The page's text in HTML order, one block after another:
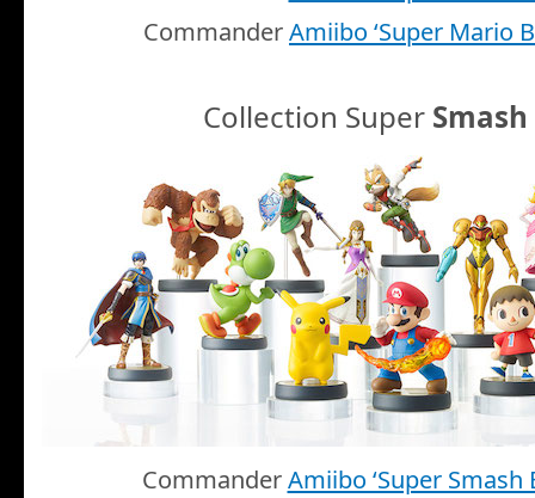
CommanderAmiibo ‘Super Mario
Collection Super Smash
CommanderAmiibo ‘Super Smash